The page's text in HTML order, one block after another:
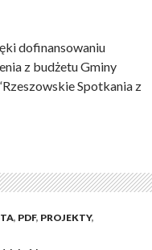
dofinansowaniu
z budżetu Gminy
Spotkania z
, PDF, PROJEKTY,